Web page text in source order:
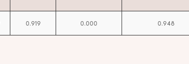
0.919 0.000 0.948